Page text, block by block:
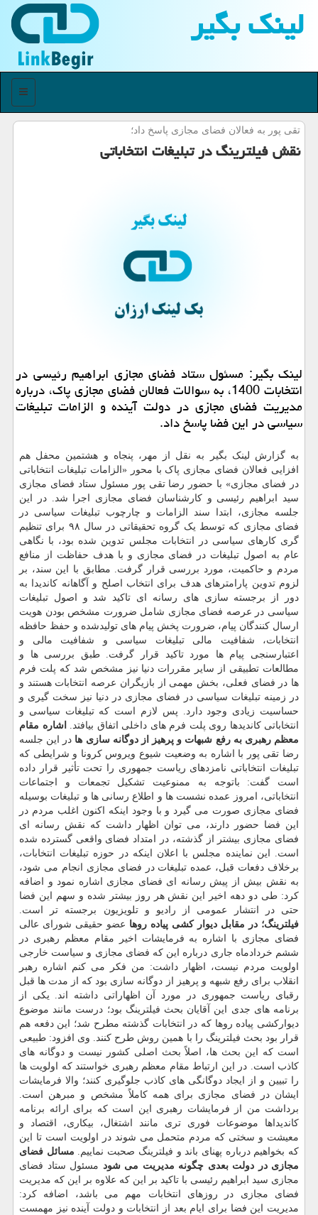
لینك بگیر
منو
تقی پور به فعالان فضای مجازی پاسخ داد؛
نقش فیلترینگ در تبلیغات انتخاباتی
لینک بگیر: مسئول ستاد فضای مجازی ابراهیم رئیسی در
انتخابات 1400، به سوالات فعالان فضای مجازی پاک، درباره
مدیریت فضای مجازی در دولت آینده و الزامات تبلیغات
سیاسی در این فضا پاسخ داد.
به گزارش لینک بگیر به نقل از مهر، پنجاه و هشتمین محفل هم
افزایی فعالان فضای مجازی پاک با محور «الزامات تبلیغات انتخاباتی
در فضای مجازی» با حضور رضا تقی پور مسئول ستاد فضای مجازی
سید ابراهیم رئیسی و کارشناسان فضای مجازی اجرا شد. در این
جلسه مجازی، ابتدا سند الزامات و چارچوب تبلیغات سیاسی در
فضای مجازی که توسط یک گروه تحقیقاتی در سال ۹۸ برای تنظیم
گری کارهای سیاسی در انتخابات مجلس تدوین شده بود، با نگاهی
عام به اصول تبلیغات در فضای مجازی و با هدف حفاظت از منافع
مردم و حاکمیت، مورد بررسی قرار گرفت. مطابق با این سند، بر
لزوم تدوین پارامترهای هدف برای انتخاب اصلح و آگاهانه کاندیدا به
دور از برجسته سازی های رسانه ای تاکید شد و اصول تبلیغات
سیاسی در عرصه فضای مجازی شامل ضرورت مشخص بودن هویت
ارسال کنندگان پیام، ضرورت پخش پیام های تولیدشده و حفظ حافظه
انتخابات، شفافیت مالی تبلیغات سیاسی و شفافیت مالی و
اعتبارسنجی پیام ها مورد تاکید قرار گرفت. طبق بررسی ها و
مطالعات تطبیقی از سایر مقررات دنیا نیز مشخص شد که پلت فرم
ها در فضای فعلی، بخش مهمی از بازیگران عرصه انتخابات هستند و
در زمینه تبلیغات سیاسی در فضای مجازی در دنیا نیز سخت گیری و
حساسیت زیادی وجود دارد. پس لازم است که تبلیغات سیاسی و
انتخاباتی کاندیدها روی پلت فرم های داخلی اتفاق بیافتد.
اشاره مقام
معظم رهبری به رفع شبهات و پرهیز از دوگانه سازی ها در این جلسه
رضا تقی پور با اشاره به وضعیت شیوع ویروس کرونا و شرایطی که
تبلیغات انتخاباتی نامزدهای ریاست جمهوری را تحت تأثیر قرار داده
است گفت: باتوجه به ممنوعیت تشکیل تجمعات و اجتماعات
انتخاباتی، امروز عمده نشست ها و اطلاع رسانی ها و تبلیغات بوسیله
فضای مجازی صورت می گیرد و با وجود اینکه اکنون اغلب مردم در
این فضا حضور دارند، می توان اظهار داشت که نقش رسانه ای
فضای مجازی بیشتر از گذشته، در امتداد فضای واقعی گسترده شده
است. این نماینده مجلس با اعلان اینکه در حوزه تبلیغات انتخابات،
برخلاف دفعات قبل، عمده تبلیغات در فضای مجازی انجام می شود،
به نقش بیش از پیش رسانه ای فضای مجازی اشاره نمود و اضافه
کرد: طی دو دهه اخیر این نقش هر روز بیشتر شده و سهم این فضا
حتی در انتشار عمومی از رادیو و تلویزیون برجسته تر است.
فیلترینگ؛ در مقابل دیوار کشی پیاده روها عضو حقیقی شورای عالی
فضای مجازی با اشاره به فرمایشات اخیر مقام معظم رهبری در
ششم خردادماه جاری درباره این که فضای مجازی و سیاست خارجی
اولویت مردم نیست، اظهار داشت: من فکر می کنم اشاره رهبر
انقلاب برای رفع شبهه و پرهیز از دوگانه سازی بود که از مدت ها قبل
رقبای ریاست جمهوری در مورد آن اظهاراتی داشته اند. یکی از
برنامه های جدی این آقایان بحث فیلترینگ بود؛ درست مانند موضوع
دیوارکشی پیاده روها که در انتخابات گذشته مطرح شد؛ این دفعه هم
قرار بود بحث فیلترینگ را با همین روش طرح کنند. وی افزود: طبیعی
است که این بحث ها، اصلاً بحث اصلی کشور نیست و دوگانه های
کاذب است. در این ارتباط مقام معظم رهبری خواستند که اولویت ها
را تبیین و از ایجاد دوگانگی های کاذب جلوگیری کنند؛ والا فرمایشات
ایشان در فضای مجازی برای همه کاملاً مشخص و مبرهن است.
برداشت من از فرمایشات رهبری این است که برای ارائه برنامه
کاندیداها موضوعات فوری تری مانند اشتغال، بیکاری، اقتصاد و
معیشت و سختی که مردم متحمل می شوند در اولویت است تا این
که بخواهیم درباره پهنای باند و فیلترینگ صحبت نماییم. مسائل فضای
مجازی در دولت بعدی چگونه مدیریت می شود مسئول ستاد فضای
مجازی سید ابراهیم رئیسی با تاکید بر این که علاوه بر این که مدیریت
فضای مجازی در روزهای انتخابات مهم می باشد، اضافه کرد:
مدیریت این فضا برای ایام بعد از انتخابات و دولت آینده نیز مهمست